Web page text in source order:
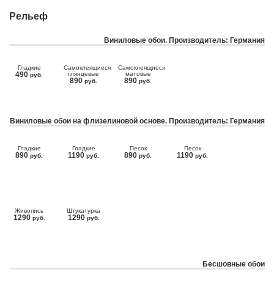
Рельеф
Виниловые обои. Производитель: Германия
Гладкие
490 руб.
Самоклеящиеся
глянцевые
890 руб.
Самоклеящиеся
матовые
890 руб.
Виниловые обои на флизелиновой основе. Производитель: Германия
Гладкие
890 руб.
Гладкие
1190 руб.
Песок
890 руб.
Песок
1190 руб.
Живопись
1290 руб.
Штукатурка
1290 руб.
Бесшовные обои